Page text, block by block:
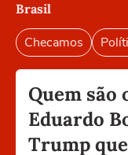
Brasil
Checamos
Quem são
Eduardo
Trump